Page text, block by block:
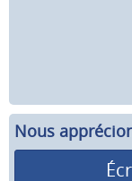
Nous